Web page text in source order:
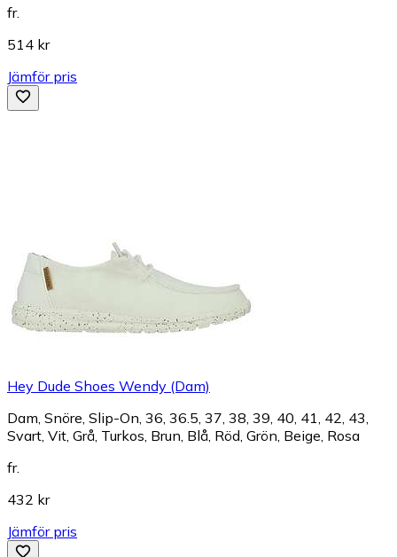
fr.
514 kr
Jämför pris
Hey Dude Shoes Wendy (Dam)
Dam, Snöre, Slip-On, 36, 36.5, 37, 38, 39, 40, 41, 42, 43,
Svart, Vit, Grå, Turkos, Brun, Blå, Röd, Grön, Beige, Rosa
fr.
432 kr
Jämför pris